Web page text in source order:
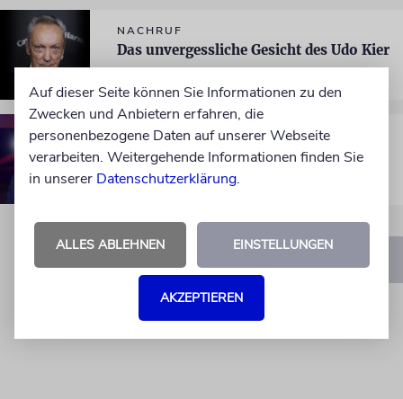
NACHRUF
Das unvergessliche Gesicht des Udo Kier
BERLIN
Gauck fordert mehr Beschäftigung mit
dem Antisemitismus aus arabischem
Raum und von links
Auf dieser Seite können Sie Informationen zu den
Zwecken und Anbietern erfahren, die
personenbezogene Daten auf unserer Webseite
verarbeiten. Weitergehende Informationen finden Sie
in unserer Datenschutzerklärung.
ALLES ABLEHNEN EINSTELLUNGEN
AKZEPTIEREN